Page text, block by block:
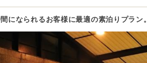
になられるお客様に最適の素泊りプラン。